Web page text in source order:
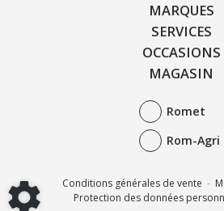
MARQUES
SERVICES
OCCASIONS
MAGASIN
Romet
Rom-Agri
Conditions générales de vente -
Protection des données